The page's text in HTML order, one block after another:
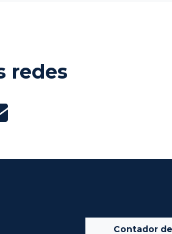
redes
Contador